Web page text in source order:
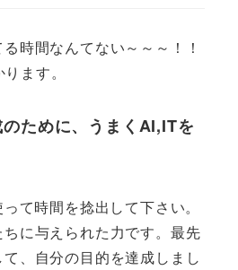
る時間なんてない～～～！！
ます。
のために、うまくAI,ITを
て時間を捻出して下さい。
に与えられた力です。最先
、自分の目的を達成しまし